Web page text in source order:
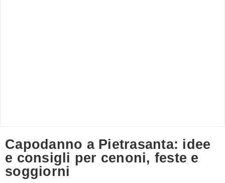
Capodanno a Pietrasanta: idee
e consigli per cenoni, feste e
soggiorni